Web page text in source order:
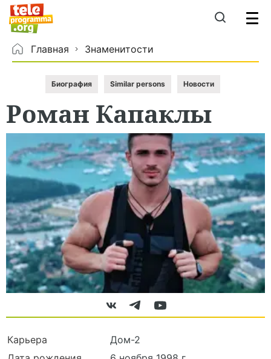
Главная Знаменитости
Биография Similar persons Новости
Роман Капаклы
Карьера
Дом-2